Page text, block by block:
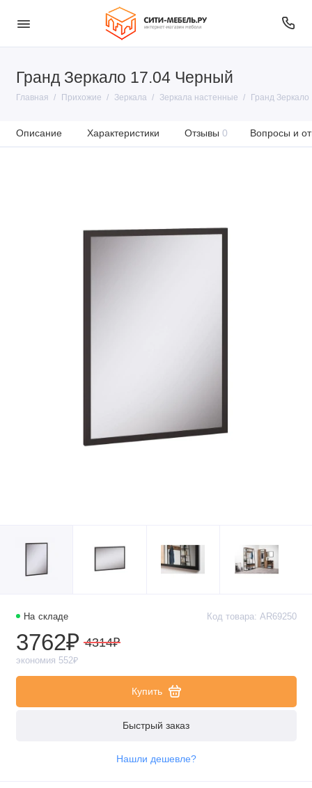
Гранд Зеркало 17.04 Черный
Главная Прихожие Зеркала Зеркала настенные Гранд
Описание Характеристики Отзывы 0 Вопросы и
На складе Код товара: AR69250
3762₽ 4314₽
экономия 552₽
Купить
Быстрый заказ
Нашли дешевле?